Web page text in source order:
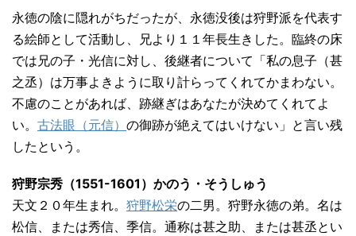
永徳の陰に隠れがちだったが、永徳没後は狩野派を代表す
る絵師として活動し、兄より１１年長生きした。臨終の床
では兄の子・光信に対し、後継者について「私の息子（甚
之丞）は万事よきように取り計らってくれてかまわない。
不慮のことがあれば、跡継ぎはあなたが決めてくれてよ
い。 古法眼（元信） の御跡が絶えてはいけない」と言い残
したという。
狩野宗秀（1551-1601）かのう・そうしゅう
天文２０年生まれ。 狩野松栄の二男。狩野永徳の弟。名は
松信、または秀信、季信。通称は甚之助、または甚丞とい